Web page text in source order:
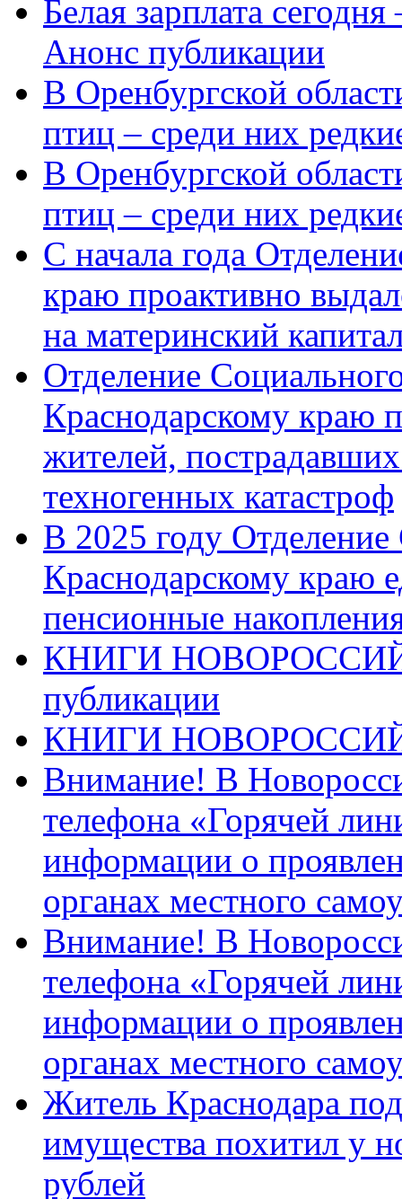
Белая зарплата
Анонс публикации
В Оренбургской
птиц – среди них
В Оренбургской
птиц – среди них
С начала года
краю проактивно
на материнский
Отделение
Краснодарскому краю
жителей,
техногенных катастроф
В 2025 году
Краснодарскому краю
пенсионные
КНИГИ
публикации
КНИГИ
Внимание! В
телефона «Горячей
информации о
органах местного
Внимание! В
телефона «Горячей
информации о
органах местного
Житель Краснодара
имущества похитил у
рублей